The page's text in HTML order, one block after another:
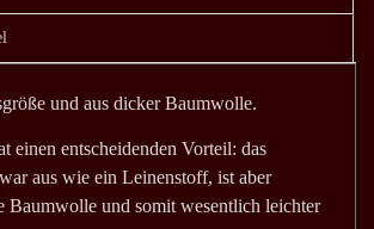
und aus dicker Baumwolle.
einen entscheidenden Vorteil: das
aus wie ein Leinenstoff, ist aber
Baumwolle und somit wesentlich leichter